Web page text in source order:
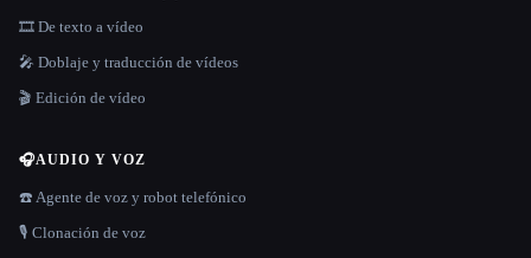
🎞️ De texto a vídeo
🎤 Doblaje y traducción de vídeos
🎬 Edición de vídeo
🎧AUDIO Y VOZ
☎️ Agente de voz y robot telefónico
🎙️ Clonación de voz